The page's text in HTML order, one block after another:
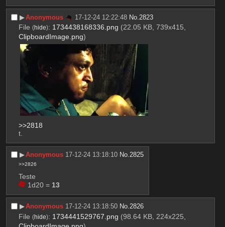
▶︎Anonymous 17-12-24 12:22:48 No. 2823
File (hide): 1734438168336.png (22.05 KB, 739x415,
ClipboardImage.png)
>>2818
t.
▶︎Anonymous 17-12-24 13:18:10 No.2825
>>2826
Teste
1d20 = 13
▶︎Anonymous 17-12-24 13:18:50 No. 2826
File (hide): 1734441529767.png (98.64 KB, 224x225,